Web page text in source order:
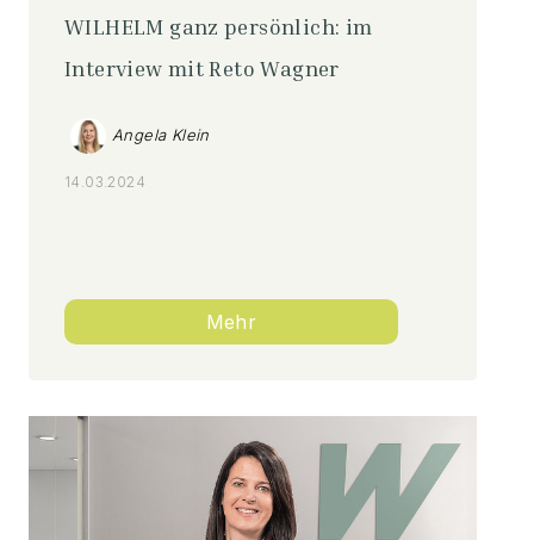
WILHELM ganz persönlich: im
Interview mit Reto Wagner
Angela Klein
14.03.2024
Mehr